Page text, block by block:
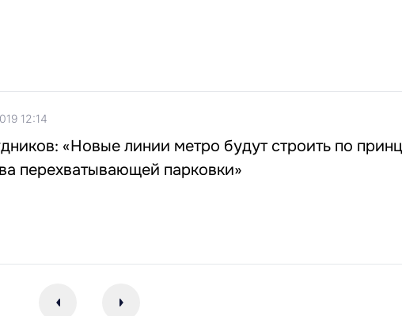
12:14
«Новые линии метро будут строить по
перехватывающей парковки»